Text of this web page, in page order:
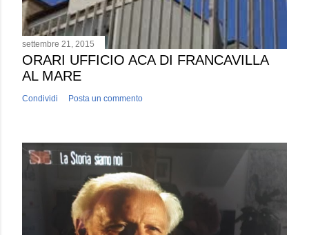
settembre 21, 2015
ORARI UFFICIO ACA DI FRANCAVILLA
AL MARE
Condividi Posta un commento